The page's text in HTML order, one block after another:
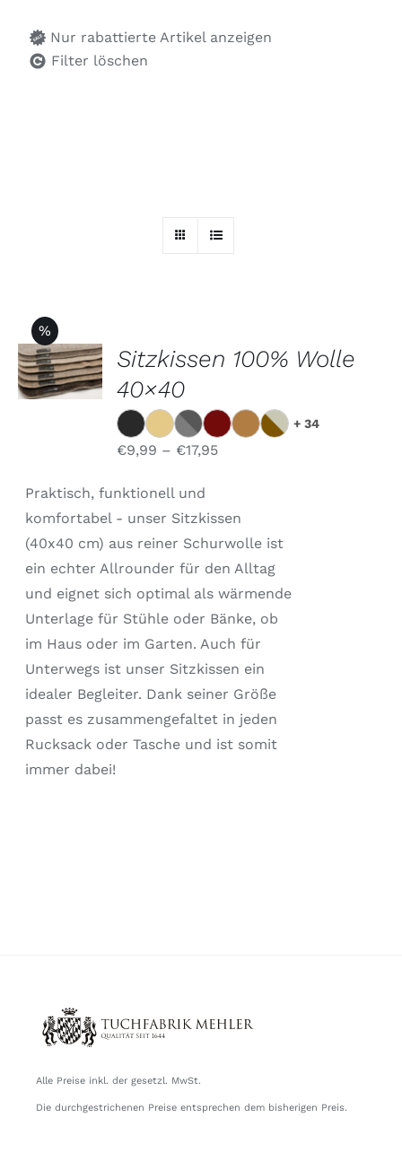
%
AUSFÜHRUNG
WÄHLEN
DIESES
PRODUKT
VARIANTEN
DIE
OPTIONEN
KÖNNEN
AUF
DER
PRODUKTSEITE
GEWÄHLT
WERDEN
/
DETAILS
Sitzkissen 100% Wolle
40×40
+ 34
€9,99 – €17,95
Praktisch, funktionell und
komfortabel - unser Sitzkissen
(40x40 cm) aus reiner Schurwolle ist
ein echter Allrounder für den Alltag
und eignet sich optimal als wärmende
Unterlage für Stühle oder Bänke, ob
im Haus oder im Garten. Auch für
Unterwegs ist unser Sitzkissen ein
idealer Begleiter. Dank seiner Größe
passt es zusammengefaltet in jeden
Rucksack oder Tasche und ist somit
immer dabei!
Nur rabattierte Artikel anzeigen
Filter löschen
Alle Preise inkl. der gesetzl. MwSt.
Die durchgestrichenen Preise entsprechen dem bisherigen Preis.